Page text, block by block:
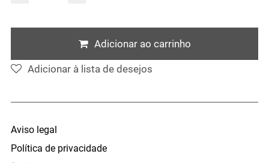
Adicionar ao carrinho
Adicionar à lista de desejos
Aviso legal
Política de privacidade